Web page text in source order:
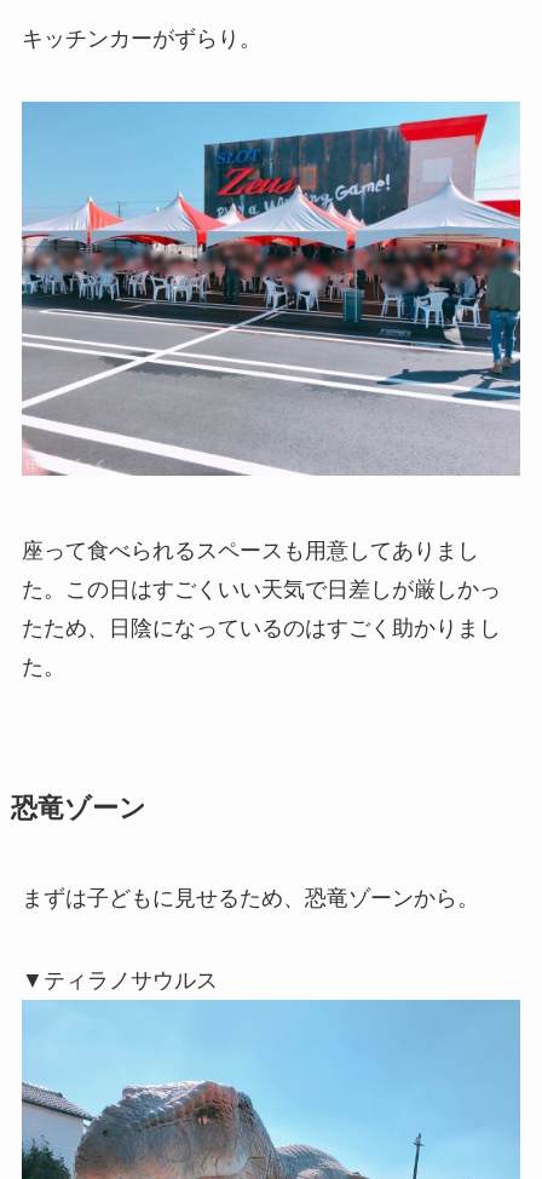
キッチンカーがずらり。
座って食べられるスペースも用意してありまし
た。この日はすごくいい天気で日差しが厳しかっ
たため、日陰になっているのはすごく助かりまし
た。
恐竜ゾーン
まずは子どもに見せるため、恐竜ゾーンから。
▼ティラノサウルス